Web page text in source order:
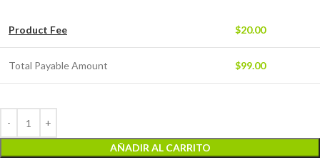
Product Fee $20.00
Total Payable Amount $99.00
AÑADIR AL CARRITO